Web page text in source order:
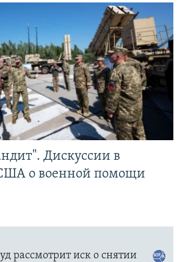
Дискуссии в
о военной помощи